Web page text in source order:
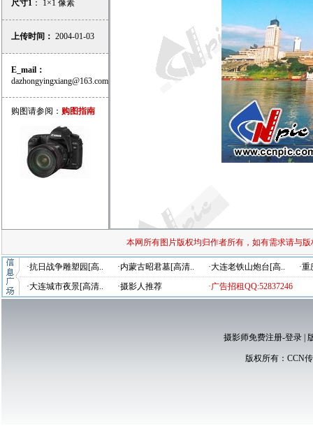
尺寸1 ： 1×1 像素
上传时间： 2004-01-03
E_mail：
dazhongyingxiang@163.com
购图请参阅： 购图指南
本网所有图片版权均归作者所有，如有需求请与
·抗日战争雕塑园[高.. ·内蒙古昭君墓[高清.. ·大连老铁山炮台[高..
·
·大连城市夜景[高清..
·摄影人推荐 ·广告招租QQ:52837246
摄影师免费注册-登录|
版权所有： CCN